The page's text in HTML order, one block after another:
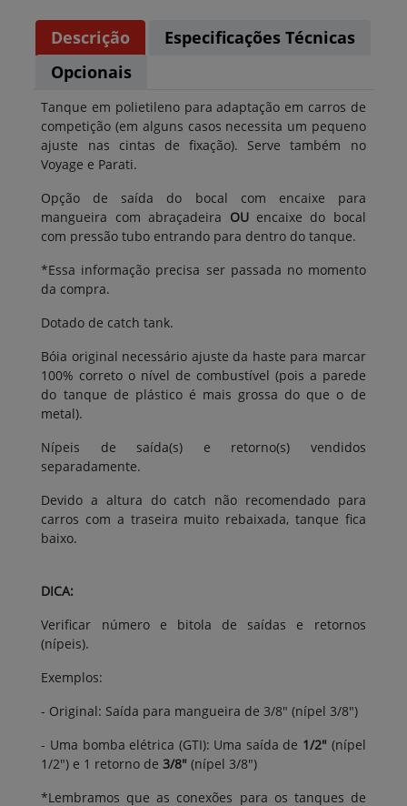
Descrição
Especificações Técnicas
Opcionais
Tanque em polietileno para adaptação em carros de
competição (em alguns casos necessita um pequeno
ajuste nas cintas de fixação). Serve também no
Voyage e Parati.
Opção de saída do bocal com encaixe para
mangueira com abraçadeira OU encaixe do bocal
com pressão tubo entrando para dentro do tanque.
*Essa informação precisa ser passada no momento
da compra.
Dotado de catch tank.
Bóia original necessário ajuste da haste para marcar
100% correto o nível de combustível (pois a parede
do tanque de plástico é mais grossa do que o de
metal).
Nípeis de saída(s) e retorno(s) vendidos
separadamente.
Devido a altura do catch não recomendado para
carros com a traseira muito rebaixada, tanque fica
baixo.
DICA:
Verificar número e bitola de saídas e retornos
(nípeis).
Exemplos:
- Original: Saída para mangueira de 3/8" (nípel 3/8")
- Uma bomba elétrica (GTI): Uma saída de 1/2" (nípel
1/2") e 1 retorno de 3/8" (nípel 3/8")
*Lembramos que as conexões para os tanques de